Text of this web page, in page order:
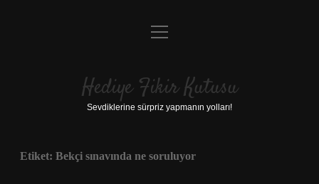
Anasayfa
Yasal Uyarı
menüyü
Hediye Fikir Kutusu
Sevdiklerine sürpriz yapmanın yolları!
Etiket: Bekçi sınavında ne soruluyor